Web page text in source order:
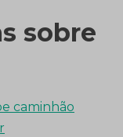
sobre
caminhão